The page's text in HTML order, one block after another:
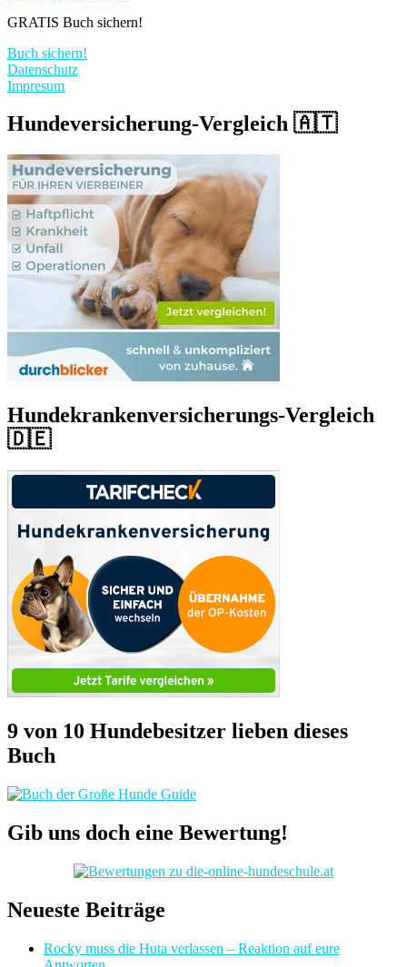
GRATIS Buch sichern!
Buch sichern!
Datenschutz
Impresum
Hundeversicherung-Vergleich 🇦🇹
Hundekrankenversicherungs-Vergleich
🇩🇪
9 von 10 Hundebesitzer lieben dieses
Buch
Gib uns doch eine Bewertung!
Neueste Beiträge
Rocky muss die Huta verlassen – Reaktion auf eure